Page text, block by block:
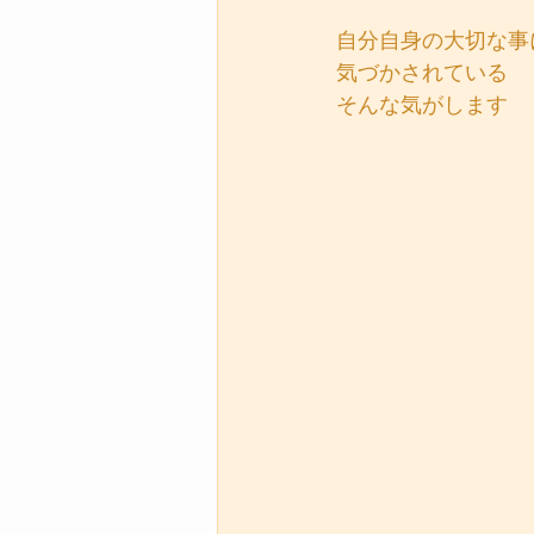
自分自身の大切な事
気づかされている
そんな気がします